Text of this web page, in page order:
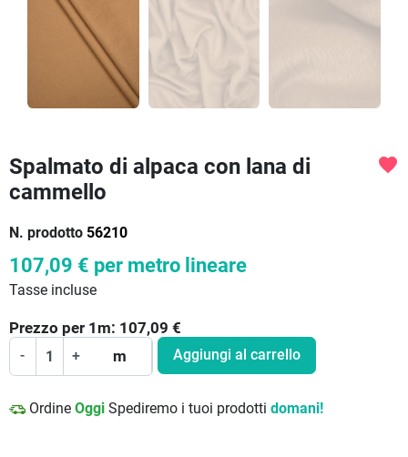
Spalmato di alpaca con lana di
cammello
N. prodotto 56210
favorite
107,09 € per metro lineare
Tasse incluse
Prezzo per 1 m: 107,09 €
- + m Aggiungi al carrello
Ordine Oggi Spediremo i tuoi prodotti domani!